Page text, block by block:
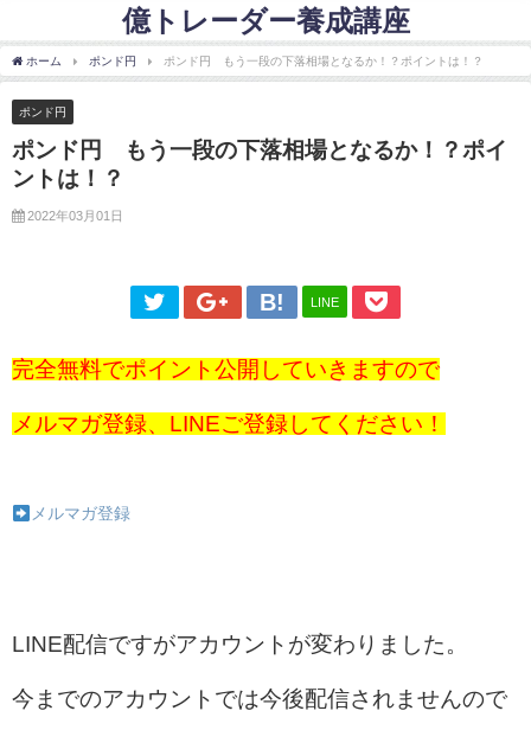
億トレーダー養成講座
ホーム ポンド円 ポンド円 もう一段の下落相場となるか！？ポイントは！？
ポンド円
ポンド円 もう一段の下落相場となるか！？ポイ
ントは！？
2022年03月01日
LINE
完全無料でポイント公開していきますので
メルマガ登録、LINEご登録してください！
メルマガ登録
LINE配信ですがアカウントが変わりました。
今までのアカウントでは今後配信されませんので